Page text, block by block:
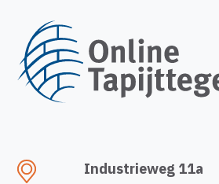
Industrieweg 11a